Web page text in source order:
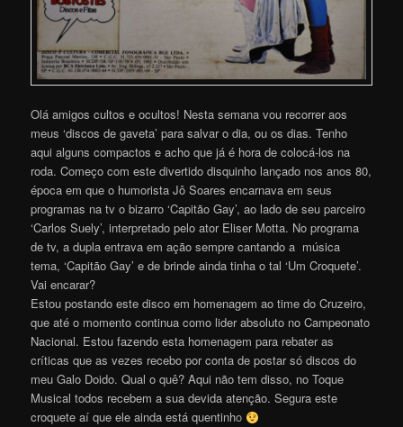
Olá amigos cultos e ocultos! Nesta semana vou recorrer aos
meus ‘discos de gaveta’ para salvar o dia, ou os dias. Tenho
aqui alguns compactos e acho que já é hora de colocá-los na
roda. Começo com este divertido disquinho lançado nos anos 80,
época em que o humorista Jô Soares encarnava em seus
programas na tv o bizarro ‘Capitão Gay’, ao lado de seu parceiro
‘Carlos Suely’, interpretado pelo ator Eliser Motta. No programa
de tv, a dupla entrava em ação sempre cantando a música
tema, ‘Capitão Gay’ e de brinde ainda tinha o tal ‘Um Croquete’.
Vai encarar?
Estou postando este disco em homenagem ao time do Cruzeiro,
que até o momento continua como lider absoluto no Campeonato
Nacional. Estou fazendo esta homenagem para rebater as
críticas que as vezes recebo por conta de postar só discos do
meu Galo Doido. Qual o quê? Aqui não tem disso, no Toque
Musical todos recebem a sua devida atenção. Segura este
croquete aí que ele ainda está quentinho